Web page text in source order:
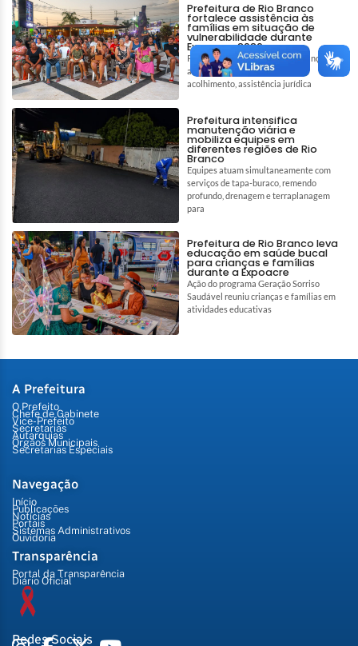
Prefeitura de Rio Branco
fortalece assistência às
famílias em situação de
vulnerabilidade durante
Expoacre 2026
Parceria amplia ações de segurança
alimentar e reforça políticas de
acolhimento, assistência jurídica
Prefeitura intensifica
manutenção viária e
mobiliza equipes em
diferentes regiões de Rio
Branco
Equipes atuam simultaneamente com
serviços de tapa-buraco, remendo
profundo, drenagem e terraplanagem
para
Prefeitura de Rio Branco leva
educação em saúde bucal
para crianças e famílias
durante a Expoacre
Ação do programa Geração Sorriso
Saudável reuniu crianças e famílias em
atividades educativas
A Prefeitura
O Prefeito
Chefe de Gabinete
Vice-Prefeito
Secretarias
Autarquias
Órgãos Municipais
Secretarias Especiais
Navegação
Início
Publicações
Notícias
Portais
Sistemas Administrativos
Ouvidoria
Transparência
Portal da Transparência
Diário Oficial
Redes Sociais